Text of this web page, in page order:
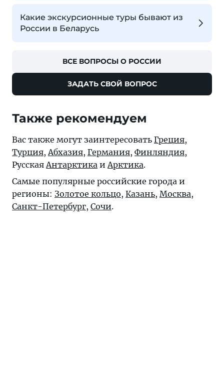
Какие экскурсионные туры бывают из
России в Беларусь
ВСЕ ВОПРОСЫ О РОССИИ
ЗАДАТЬ СВОЙ ВОПРОС
Также рекомендуем
Вас также могут заинтересовать Греция,
Турция, Абхазия, Германия, Финляндия,
Русская Антарктика и Арктика.
Самые популярные российские города и
регионы: Золотое кольцо, Казань, Москва,
Санкт-Петербург, Сочи.